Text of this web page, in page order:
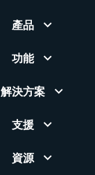
產品
功能
解決方案
支援
資源